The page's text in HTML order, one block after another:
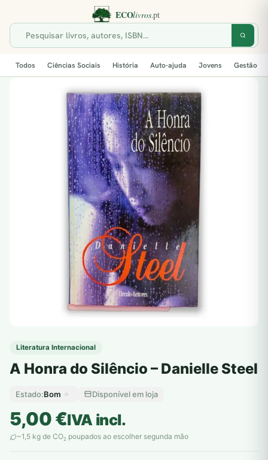
Todos Ciências Sociais História Auto-ajuda Jovens Gestão
Literatura Internacional
A Honra do Silêncio – Danielle Steel
Estado:Bom Disponível em loja
5,00€IVA incl.
~1,5 kg de CO2 poupados ao escolher segunda mão